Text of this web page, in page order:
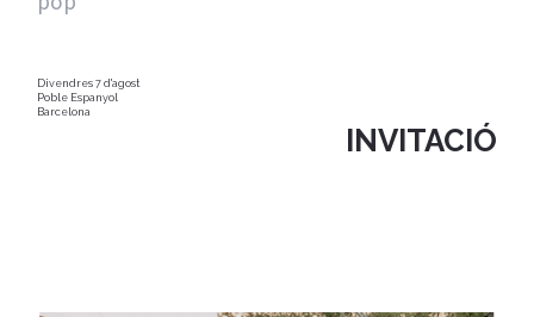
Divendres 7 d'agost
Poble Espanyol
Barcelona
INVITACIÓ